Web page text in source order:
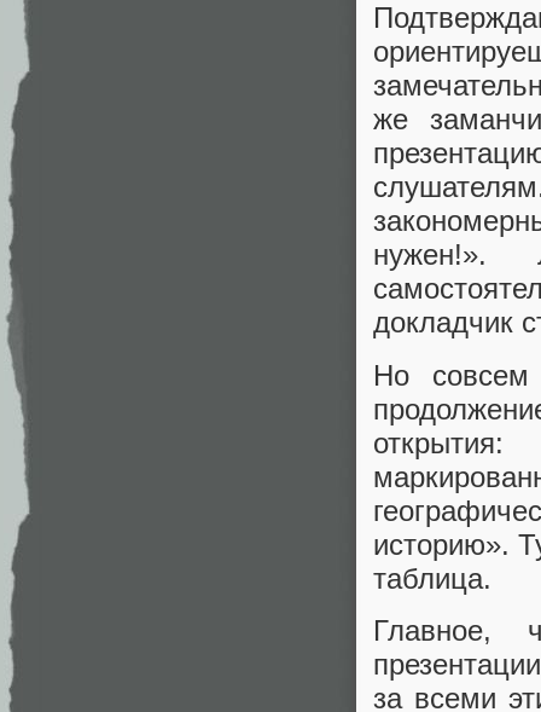
же
нужен!».
докладчик
Но совсем
историю».
таблица.
Главное,
за всеми